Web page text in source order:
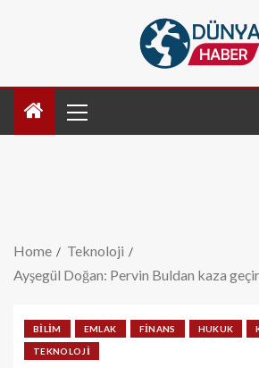
Home
Teknoloji
Ayşegül Doğan: Pervin Buldan kaza
BILIM EMLAK FINANS HUKUK
TEKNOLOJI